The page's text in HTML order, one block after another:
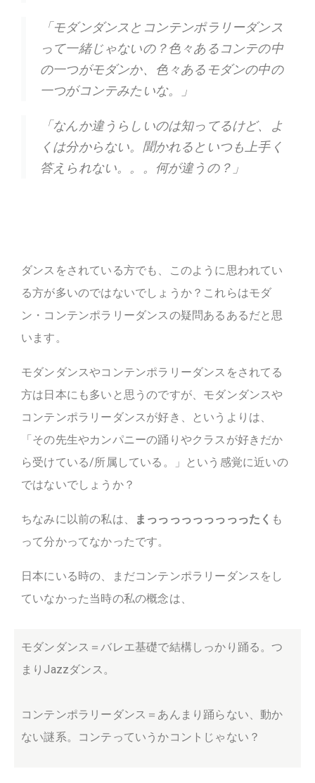
「モダンダンスとコンテンポラリーダンス
って一緒じゃないの？色々あるコンテの中
の一つがモダンか、色々あるモダンの中の
一つがコンテみたいな。」
「なんか違うらしいのは知ってるけど、よ
くは分からない。聞かれるといつも上手く
答えられない。。。何が違うの？」
ダンスをされている方でも、このように思われてい
る方が多いのではないでしょうか？これらはモダ
ン・コンテンポラリーダンスの疑問あるあるだと思
います。
モダンダンスやコンテンポラリーダンスをされてる
方は日本にも多いと思うのですが、モダンダンスや
コンテンポラリーダンスが好き、というよりは、
「その先生やカンパニーの踊りやクラスが好きだか
ら受けている/所属している。」という感覚に近いの
ではないでしょうか？
ちなみに以前の私は、 まっっっっっっっっったく も
って分かってなかったです。
日本にいる時の、まだコンテンポラリーダンスをし
ていなかった当時の私の概念は、
モダンダンス＝バレエ基礎で結構しっかり踊る。つ
まりJazzダンス。
コンテンポラリーダンス＝あんまり踊らない、動か
ない謎系。コンテっていうかコントじゃない？